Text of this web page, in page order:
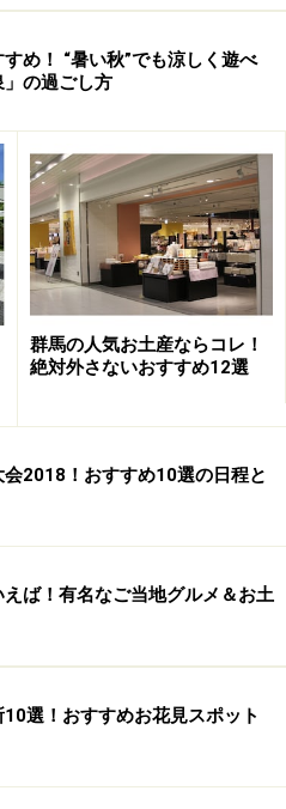
）の湯」と「白銀（しろが
泉があります。もともと伊
金の湯」だけでした。この
酸化して独特の色になるた
ようになったそうです。刺
、身体を芯から温めて血行
ら女性には "子宝の湯" とし
また神経痛、筋肉痛、関節
ど、動脈硬化症、慢性皮膚
良いということで、昔から
ました。
お湯も確認され、「白銀の
め！ “暑い秋”でも涼しく遊べ
の過ごし方
群馬の人気お土産ならコレ！
絶対外さないおすすめ12選
2018！おすすめ10選の日程と
ば！有名なご当地グルメ＆お土
選！おすすめお花見スポット